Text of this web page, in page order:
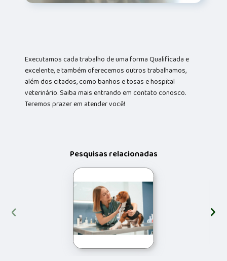
Executamos cada trabalho de uma forma Qualificada e
excelente, e também oferecemos outros trabalhamos,
além dos citados, como banhos e tosas e hospital
veterinário. Saiba mais entrando em contato conosco.
Teremos prazer em atender você!
Pesquisas relacionadas
‹ ›